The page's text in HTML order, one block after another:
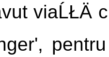
viaĹŁÄ